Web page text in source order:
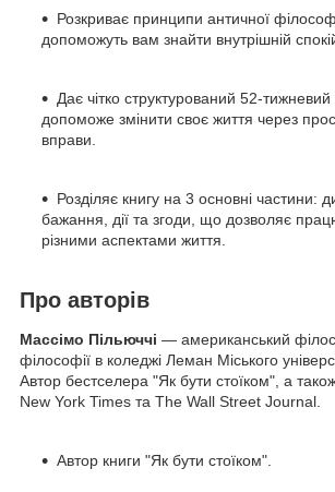
Розкриває принципи античної
допоможуть вам знайти внутрішній
Дає чітко структурований 52-
допоможе змінити своє життя через
вправи.
Розділяє книгу на 3 основні частини:
бажання, дії та згоди, що дозволяє
різними аспектами життя.
Про авторів
Массімо Пільюччі — американський
філософії в коледжі Леман Міського
Автор бестселера "Як бути стоїком", а
New York Times та The Wall Street Journal.
Автор книги "Як бути стоїком".